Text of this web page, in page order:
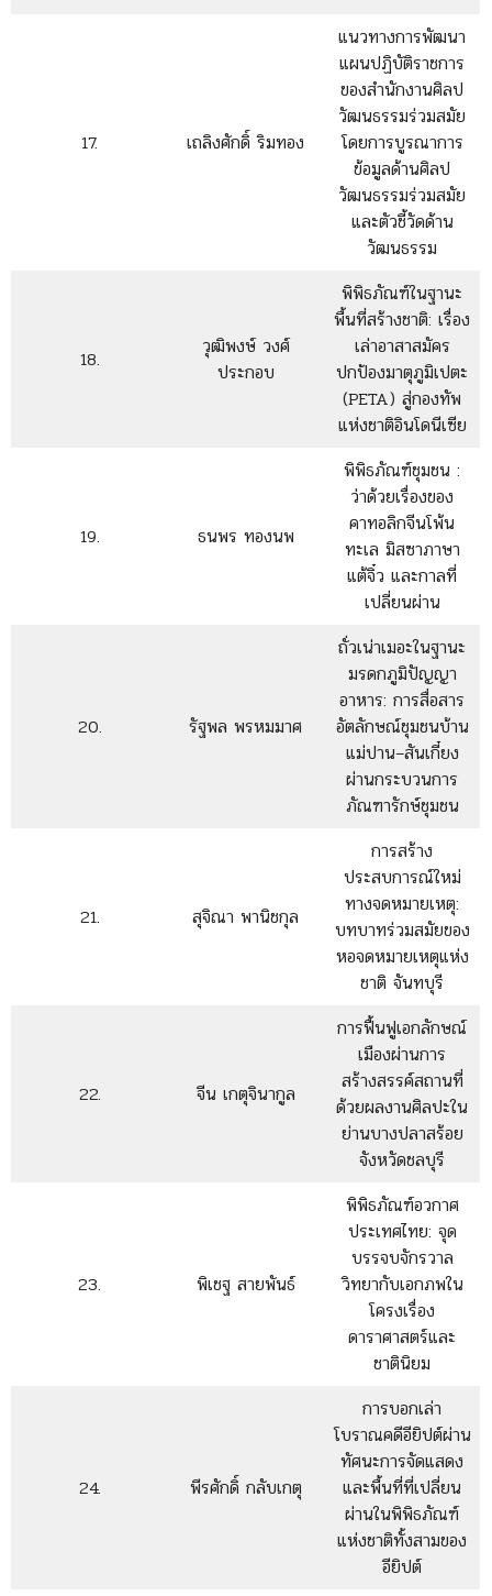
17. เถลิงศักดิ์ ริมทอง
แนวทางการพัฒนา
แผนปฏิบัติราชการ
ของสำนักงานศิลป
วัฒนธรรมร่วมสมัย
โดยการบูรณาการ
ข้อมูลด้านศิลป
วัฒนธรรมร่วมสมัย
และตัวชี้วัดด้าน
วัฒนธรรม
18.
วุฒิพงษ์ วงศ์
ประกอบ
พิพิธภัณฑ์ในฐานะ
พื้นที่สร้างชาติ: เรื่อง
เล่าอาสาสมัคร
ปกป้องมาตุภูมิเปตะ
(PETA) สู่กองทัพ
แห่งชาติอินโดนีเซีย
19. ธนพร ทองนพ
พิพิธภัณฑ์ชุมชน :
ว่าด้วยเรื่องของ
คาทอลิกจีนโพ้น
ทะเล มิสซาภาษา
แต้จิ๋ว และกาลที่
เปลี่ยนผ่าน
20. รัฐพล พรหมมาศ
ถั่วเน่าเมอะในฐานะ
มรดกภูมิปัญญา
อาหาร: การสื่อสาร
อัตลักษณ์ชุมชนบ้าน
แม่ปาน–สันเกี๋ยง
ผ่านกระบวนการ
ภัณฑารักษ์ชุมชน
21. สุจิณา พานิชกุล
การสร้าง
ประสบการณ์ใหม่
ทางจดหมายเหตุ:
บทบาทร่วมสมัยของ
หอจดหมายเหตุแห่ง
ชาติ จันทบุรี
22. จีน เกตุจินากูล
การฟื้นฟูเอกลักษณ์
เมืองผ่านการ
สร้างสรรค์สถานที่
ด้วยผลงานศิลปะใน
ย่านบางปลาสร้อย
จังหวัดชลบุรี
23. พิเชฐ สายพันธ์
พิพิธภัณฑ์อวกาศ
ประเทศไทย: จุด
บรรจบจักรวาล
วิทยากับเอกภพใน
โครงเรื่อง
ดาราศาสตร์และ
ชาตินิยม
24. พีรศักดิ์ กลับเกตุ
การบอกเล่า
โบราณคดีอียิปต์ผ่าน
ทัศนะการจัดแสดง
และพื้นที่ที่เปลี่ยน
ผ่านในพิพิธภัณฑ์
แห่งชาติทั้งสามของ
อียิปต์